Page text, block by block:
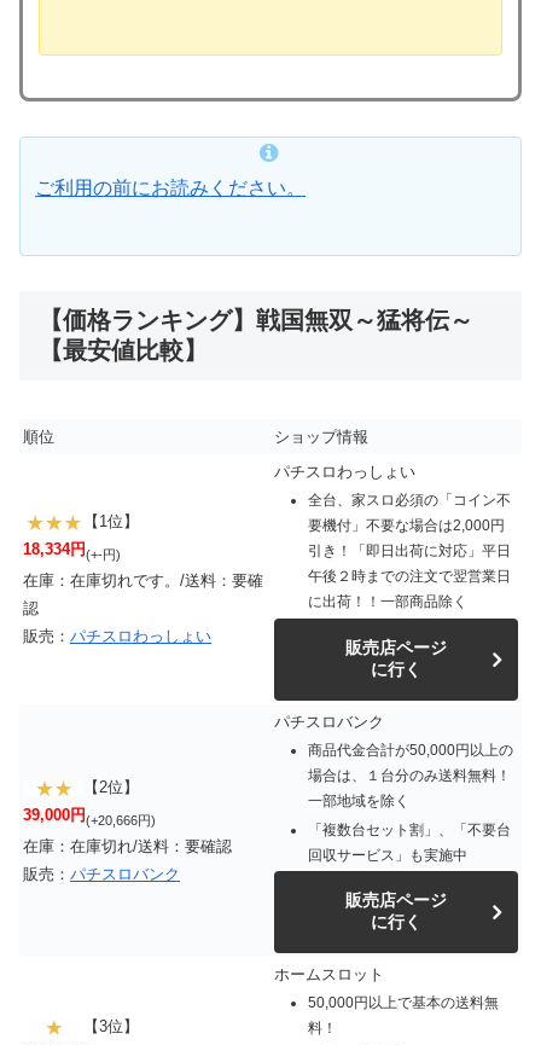
ご利用の前にお読みください。
【価格ランキング】戦国無双～猛将伝～
【最安値比較】
順位 ショップ情報
【1位】
18,334円(+-円)
在庫：在庫切れです。/送料：要確
認
販売： パチスロわっしょい
パチスロわっしょい
全台、家スロ必須の「コイン不
要機付」不要な場合は2,000円
引き！「即日出荷に対応」平日
午後２時までの注文で翌営業日
に出荷！！一部商品除く
販売店ページ
に行く
【2位】
39,000円(+20,666円)
在庫：在庫切れ/送料：要確認
販売： パチスロバンク
パチスロバンク
商品代金合計が50,000円以上の
場合は、１台分のみ送料無料！
一部地域を除く
「複数台セット割」、「不要台
回収サービス」も実施中
販売店ページ
に行く
【3位】
ホームスロット
50,000円以上で基本の送料無
料！